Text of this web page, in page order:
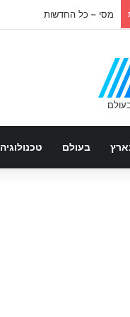
מסי – כל החדשות
בעולם טכנולוגיה